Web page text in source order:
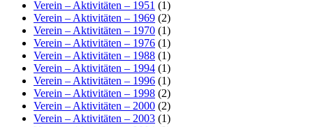
Verein – Aktivitäten – 1951 (1)
Verein – Aktivitäten – 1969 (2)
Verein – Aktivitäten – 1970 (1)
Verein – Aktivitäten – 1976 (1)
Verein – Aktivitäten – 1988 (1)
Verein – Aktivitäten – 1994 (1)
Verein – Aktivitäten – 1996 (1)
Verein – Aktivitäten – 1998 (2)
Verein – Aktivitäten – 2000 (2)
Verein – Aktivitäten – 2003 (1)